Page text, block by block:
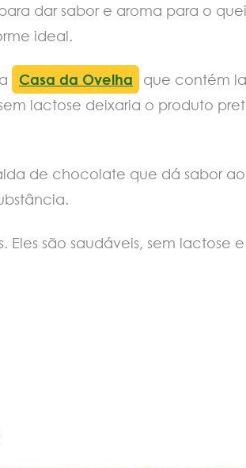
dar sabor e aroma para o
ideal.
Casa da Ovelha
que contém
lactose deixaria o produto
de chocolate que dá sabor
Eles são saudáveis, sem